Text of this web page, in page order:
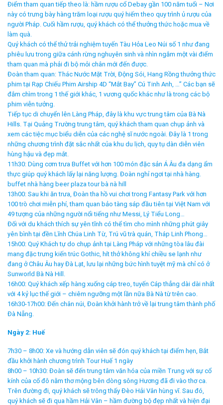
Điểm tham quan tiếp theo là: hầm rượu cổ Debay gần 100 năm tuổi – Nơi
này có trưng bày hàng trăm loại rượu quý hiếm theo quy trình ủ rượu của
người Pháp. Cuối hầm rượu, quý khách có thể thưởng thức hoặc mua về
làm quà.
Quý khách có thể thử trải nghiệm tuyến Tàu Hỏa Leo Núi số 1 như đang
phiêu lưu trong giữa cánh rừng nghuyên sinh và nhìn ngắm một vài điểm
tham quan mà phải đi bộ mỏi chân mới đến được.
Đoàn tham quan: Thác Nước Mặt Trời, Động Sói, Hang Rồng thưởng thức
phim tại Rạp Chiếu Phim Airship 4D “Mắt Bay” Cú Tinh Anh, …” Các bạn sẽ
đắm chìm trong 1 thế giới khác, 1 vương quốc khác như là trong các bộ
phim viễn tưởng.
Tiếp tục di chuyển lên Làng Pháp, đây là khu vực trung tâm của Bà Nà
Hills. Tại Quảng Trường trung tâm, quý khách tham quan chụp ảnh và
xem các tiệc mục biểu diễn của các nghệ sĩ nước ngoài. Đây là 1 trong
những chương trình đặt sắc nhất của khu du lịch, quy tụ dàn diễn viên
hùng hậu và đẹp mắt.
11h30: Dùng cơm trưa Buffet với hơn 100 món đặc sản Á Âu đa dạng ẩm
thực giúp quý khách lấy lại năng lượng. Đoàn nghỉ ngơi tại nhà hàng.
buffet nhà hàng beer plaza tour bà nà hill
13h00: Sau khi ăn trưa, Đoàn tha hồ vui chơi trong Fantasy Park với hơn
100 trò chơi miễn phí, tham quan bảo tàng sáp đầu tiên tại Việt Nam với
49 tượng của những người nổi tiếng như Messi, Lý Tiểu Long…
Đối với du khách thích sự yên tĩnh có thể tìm cho mình những phút giây
yên bình tại đền Lĩnh Chúa Linh Từ, Trú vũ trà quán, Tháp Linh Phong…
15h00: Quý Khách tự do chụp ảnh tại Làng Pháp với những tòa lâu đài
mang đặc trưng kiến trúc Gothic, hít thở không khí chiều se lạnh như
đang ở Châu Âu hay Đà Lạt, lưu lại những bức hình tuyệt mỹ mà chỉ có ở
Sunworld Bà Nà Hill.
16h00: Quý khách xếp hàng xuống cáp treo, tuyến Cáp thẳng dài dài nhất
với 4 kỷ lục thế giới – chiêm ngưỡng một lần nữa Bà Nà từ trên cao.
16h30-17h00: Đến chân núi, Đoàn khởi hành trở về lại trung tâm thành phố
Đà Nẵng.
Ngày 2: Huế
7h30 – 8h00: Xe và hướng dẫn viên sẽ đón quý khách tại điểm hẹn, Bắt
đầu khởi hành chương trình Tour Huế 1 ngày
8h00 – 10h30: Đoàn sẽ đến trung tâm văn hóa của miền Trung với sự cổ
kính của cố đô nằm thơ mộng bên dòng sông Hương đã đi vào thơ ca.
Trên đường đi, quý khách sẽ trông thấy Đèo Hải Vân hùng vĩ. Sau đó,
quý khách sẽ đi qua hầm Hải Vân – hầm đường bộ đẹp nhất và hiện đại